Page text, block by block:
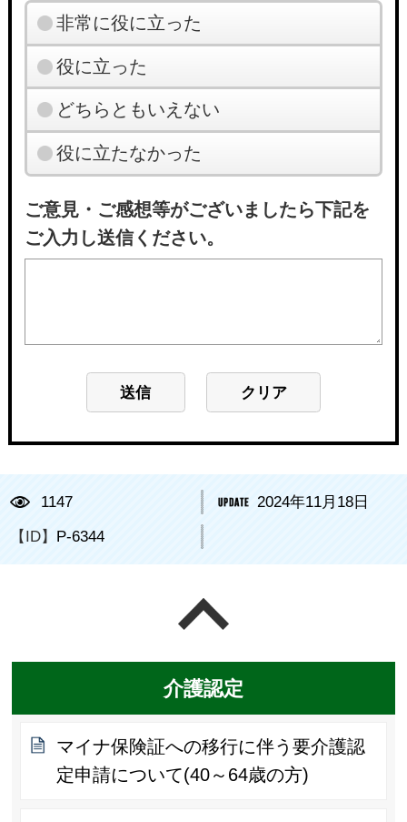
非常に役に立った
役に立った
どちらともいえない
役に立たなかった
ご意見・ご感想等がございましたら下記を
ご入力し送信ください。
1147 2024年11月18日
【ID】 P-6344
介護認定
マイナ保険証への移行に伴う要介護認
定申請について(40～64歳の方)